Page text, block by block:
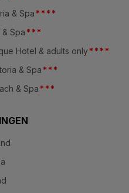
& Spa * * * *
& Spa * * *
Hotel & adults only * * * *
& Spa * * *
& Spa * * *